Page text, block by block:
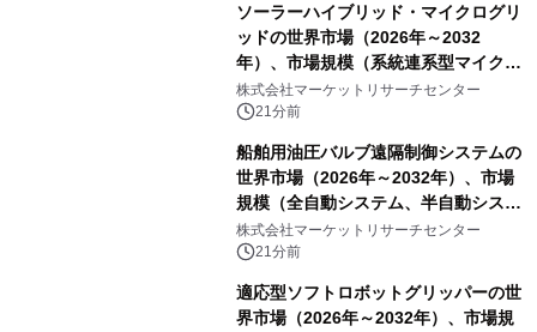
ソーラーハイブリッド・マイクログリ
ッドの世界市場（2026年～2032
年）、市場規模（系統連系型マイクロ
グリッド、独立型マイクログリッ
ド）・分析レポートを発表
株式会社マーケットリサーチセンター
21分前
船舶用油圧バルブ遠隔制御システムの
世界市場（2026年～2032年）、市場
規模（全自動システム、半自動システ
ム）・分析レポートを発表
株式会社マーケットリサーチセンター
21分前
適応型ソフトロボットグリッパーの世
界市場（2026年～2032年）、市場規